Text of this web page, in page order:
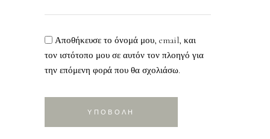
Αποθήκευσε το όνομά μου, email, και
τον ιστότοπο μου σε αυτόν τον πλοηγό για
την επόμενη φορά που θα σχολιάσω.